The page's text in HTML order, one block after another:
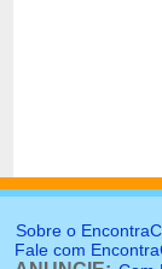
Sobre o
Fale com